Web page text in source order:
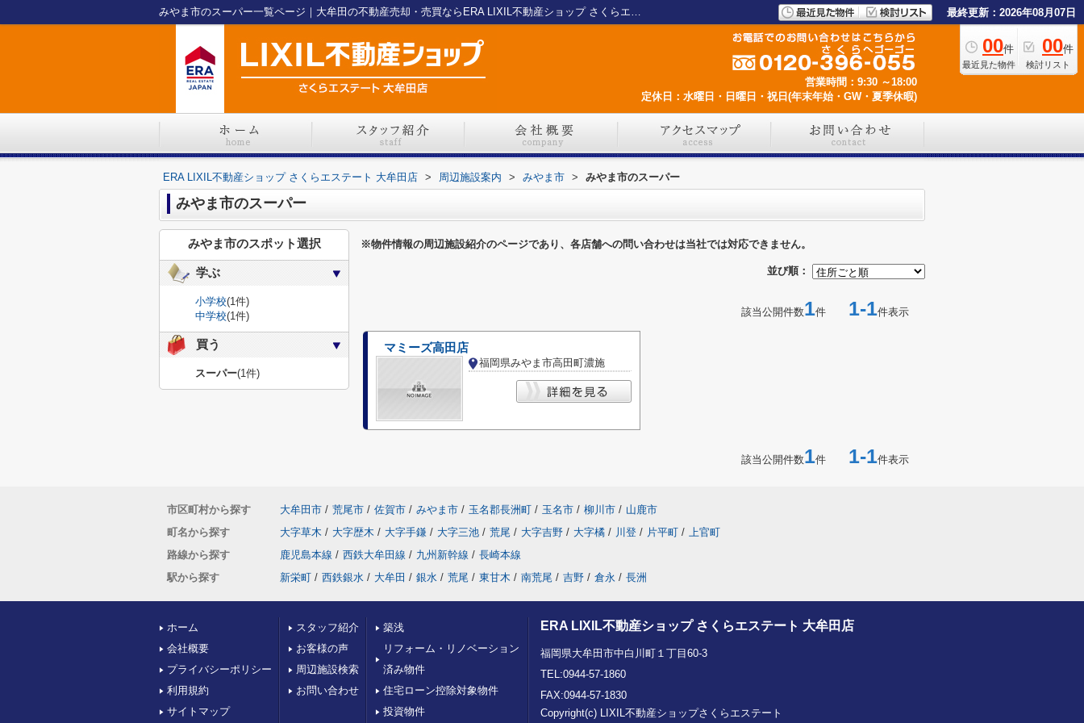
みやま市のスーパー一覧ページ｜大牟田の不動産売却・売買ならERA LIXIL不動産ショップ さくらエステート 大牟田店 最終更新：2026年08月07日
00件
最近見た物件
00件
検討リスト
営業時間：9:30 ～18:00
定休日：水曜日・日曜日・祝日(年末年始・GW・夏季休暇)
ERA LIXIL不動産ショップ さくらエステート 大牟田店 > 周辺施設案内 > みやま市 > みやま市のスーパー
みやま市のスーパー
※物件情報の周辺施設紹介のページであり、各店舗への問い合わせは当社では対応できません。
並び順：
該当公開件数1件 1-1件表示
マミーズ高田店
福岡県みやま市高田町濃施
該当公開件数1件 1-1件表示
みやま市のスポット選択
学ぶ
小学校(1件)
中学校(1件)
買う
スーパー(1件)
市区町村から探す 大牟田市 / 荒尾市 / 佐賀市 / みやま市 / 玉名郡長洲町 / 玉名市 / 柳川市 / 山鹿市
町名から探す
大字草木 / 大字歴木 / 大字手鎌 / 大字三池 / 荒尾 / 大字吉野 / 大字橘 / 川登 / 片平町 / 上官町
路線から探す
鹿児島本線 / 西鉄大牟田線 / 九州新幹線 / 長崎本線
駅から探す
新栄町 / 西鉄銀水 / 大牟田 / 銀水 / 荒尾 / 東甘木 / 南荒尾 / 吉野 / 倉永 / 長洲
ホーム
会社概要
プライバシーポリシー
利用規約
サイトマップ
スタッフ紹介
お客様の声
周辺施設検索
お問い合わせ
築浅
リフォーム・リノベーション
済み物件
住宅ローン控除対象物件
投資物件
ERA LIXIL不動産ショップ さくらエステート 大牟田店
福岡県大牟田市中白川町１丁目60-3
TEL:0944-57-1860
FAX:0944-57-1830
Copyright(c) LIXIL不動産ショップさくらエステート